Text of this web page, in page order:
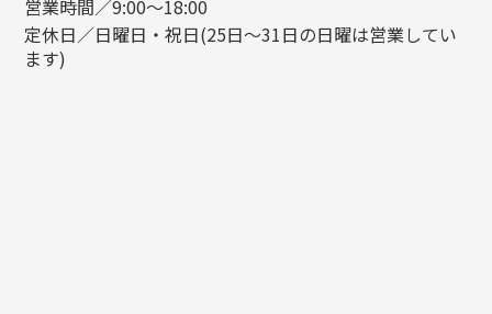
営業時間／9:00～18:00
定休日／日曜日・祝日(25日～31日の日曜は営業してい
ます)